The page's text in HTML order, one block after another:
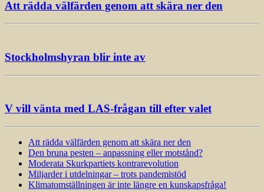
Att rädda välfärden genom att skära ner den
Stockholmshyran blir inte av
V vill vänta med LAS-frågan till efter valet
Att rädda välfärden genom att skära ner den
Den bruna pesten – anpassning eller motstånd?
Moderata Skurkpartiets kontrarevolution
Miljarder i utdelningar – trots pandemistöd
Klimatomställningen är inte längre en kunskapsfråga!